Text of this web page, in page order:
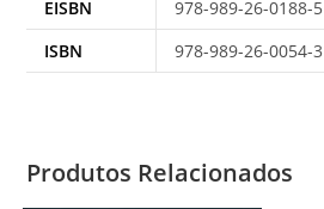
EISBN
978-989-26-0188-5
ISBN
978-989-26-0054-3
Produtos Relacionados